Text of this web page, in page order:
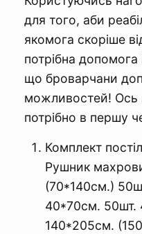
для того, аби
якомога скоріше
потрібна допомога
що броварчани
можливостей! Ось
потрібно в першу
Комплект
Рушник
(70*140см.)
40*70см. 50шт.
140*205см.